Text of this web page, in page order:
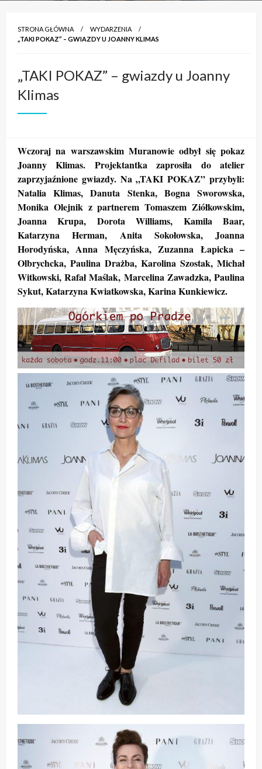
STRONA GŁÓWNA
WYDARZENIA
„TAKI POKAZ” – GWIAZDY U JOANNY KLIMAS
„TAKI POKAZ” – gwiazdy u Joanny
Klimas
Wczoraj na warszawskim Muranowie odbył się pokaz
Joanny Klimas. Projektantka zaprosiła do atelier
zaprzyjaźnione gwiazdy. Na „TAKI POKAZ” przybyli:
Natalia Klimas, Danuta Stenka, Bogna Sworowska,
Monika Olejnik z partnerem Tomaszem Ziółkowskim,
Joanna Krupa, Dorota Williams, Kamila Baar,
Katarzyna Herman, Anita Sokołowska, Joanna
Horodyńska, Anna Męczyńska, Zuzanna Łapicka –
Olbrychcka, Paulina Drażba, Karolina Szostak, Michał
Witkowski, Rafał Maślak, Marcelina Zawadzka, Paulina
Sykut, Katarzyna Kwiatkowska, Karina Kunkiewicz.